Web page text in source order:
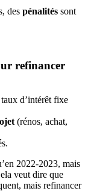
des pénalités sont
refinancer
d’intérêt fixe
(rénos, achat,
2022-2023, mais
veut dire que
mais refinancer